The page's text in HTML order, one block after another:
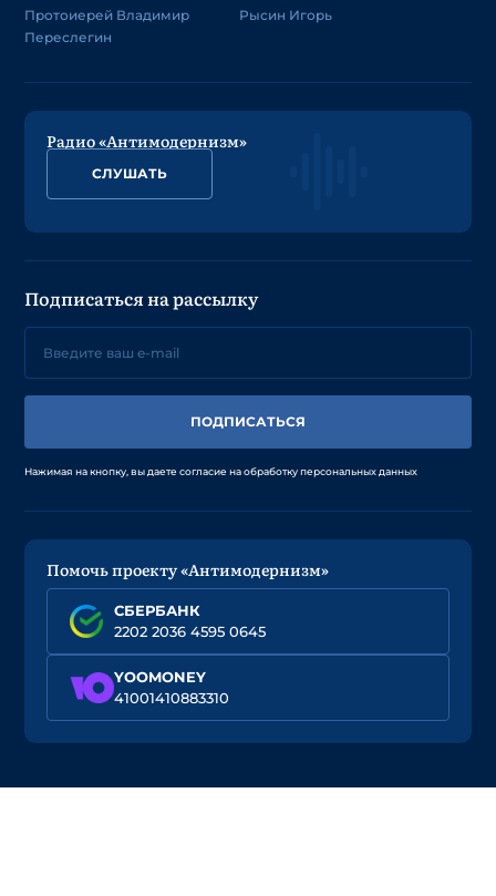
Протоиерей Владимир
Переслегин
Рысин Игорь
Радио «Антимодернизм»
СЛУШАТЬ
Подписаться на рассылку
ПОДПИСАТЬСЯ
Нажимая на кнопку, вы даете согласие на обработку персональных данных
Помочь проекту «Антимодернизм»
СБЕРБАНК
2202 2036 4595 0645
YOOMONEY
41001410883310